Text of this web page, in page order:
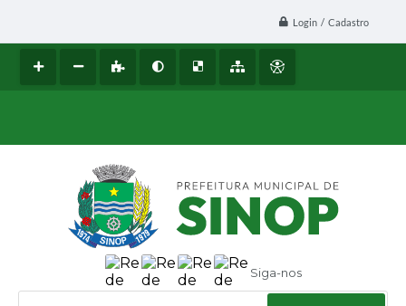
Login / Cadastro
Siga-nos